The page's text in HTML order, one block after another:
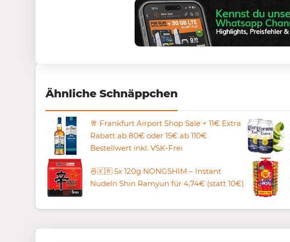
Ähnliche Schnäppchen
🥂 Frankfurt Airport Shop Sale + 11€ Extra
Rabatt ab 80€ oder 15€ ab 110€
Bestellwert inkl. VSK-Frei
🍜🇰🇷 5x 120g NONGSHIM – Instant
Nudeln Shin Ramyun für 4,74€ (statt 10€)